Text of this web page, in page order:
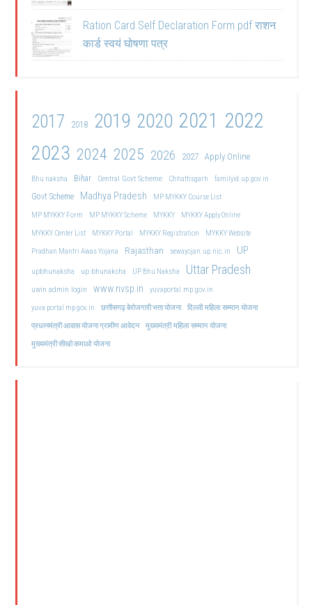
Ration Card Self Declaration Form pdf राशन
कार्ड स्वयं घोषणा पत्र
2017 2018 2019 2020 2021 2022
2023 2024 2025 2026 2027 Apply Online
Bhu naksha Bihar Central Govt Scheme Chhattisgarh familyid.up.gov.in
Govt Scheme Madhya Pradesh
MP MYKKY Course List
MP MYKKY Form
MP MYKKY Scheme MYKKY
MYKKY Apply Online
MYKKY Center List
MYKKY Portal MYKKY Registration
MYKKY Website
Pradhan Mantri Awas Yojana
Rajasthan sewayojan.up.nic.in UP
upbhunaksha up bhunaksha UP Bhu Naksha Uttar Pradesh
uwin admin login www.nvsp.in
yuvaportal.mp.gov.in
yuva portal mp gov.in
छत्तीसगढ़ बेरोजगारी भत्ता योजना दिल्ली महिला सम्मान योजना
प्रधानमंत्री आवास योजना ग्रामीण आवेदन मुख्यमंत्री महिला सम्मान योजना
मुख्यमंत्री सीखो कमाओ योजना